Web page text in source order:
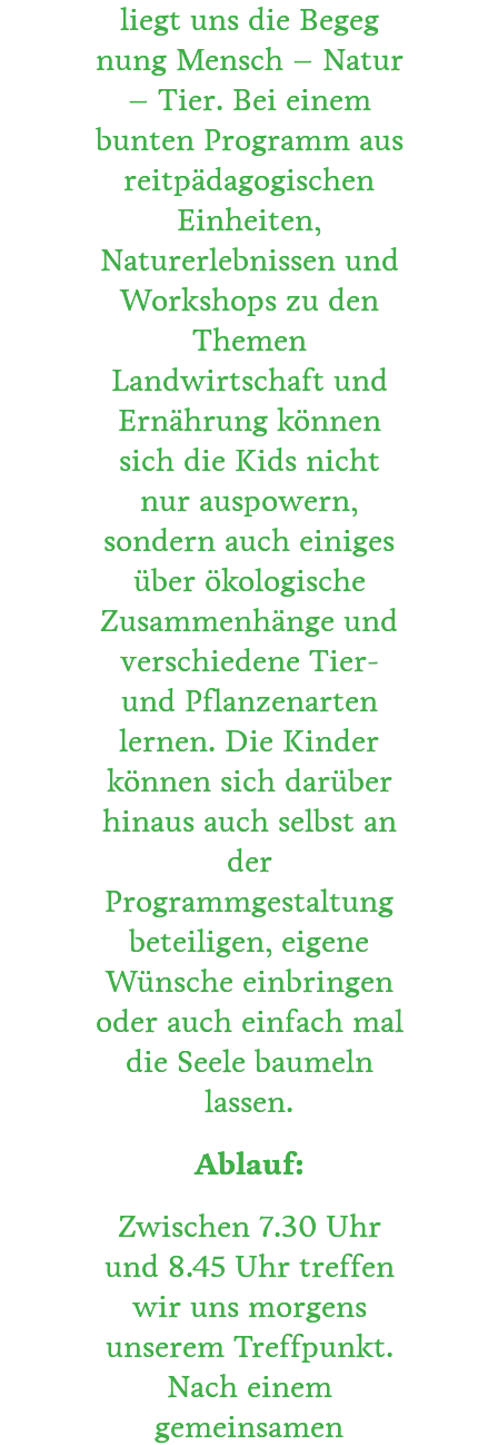
liegt uns die Begeg
nung Mensch – Natur
– Tier. Bei einem
bunten Programm aus
reitpädagogischen
Einheiten,
Naturerlebnissen und
Workshops zu den
Themen
Landwirtschaft und
Ernährung können
sich die Kids nicht
nur auspowern,
sondern auch einiges
über ökologische
Zusammenhänge und
verschiedene Tier-
und Pflanzenarten
lernen. Die Kinder
können sich darüber
hinaus auch selbst an
der
Programmgestaltung
beteiligen, eigene
Wünsche einbringen
oder auch einfach mal
die Seele baumeln
lassen.
Ablauf:
Zwischen 7.30 Uhr
und 8.45 Uhr treffen
wir uns morgens
unserem Treffpunkt.
Nach einem
gemeinsamen